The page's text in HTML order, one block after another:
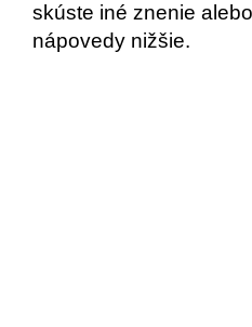
skúste iné znenie
nápovedy nižšie.